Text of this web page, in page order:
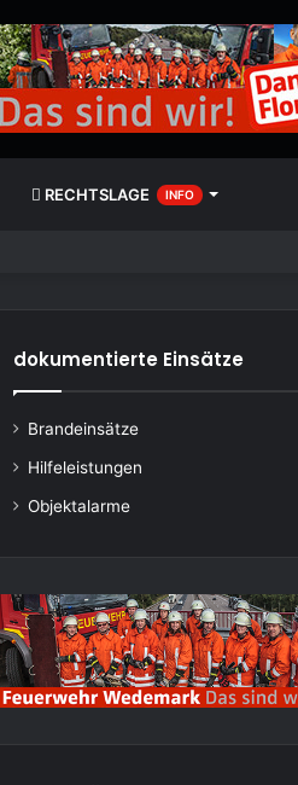
RECHTSLAGE INFO
dokumentierte Einsätze
Brandeinsätze
Hilfeleistungen
Objektalarme